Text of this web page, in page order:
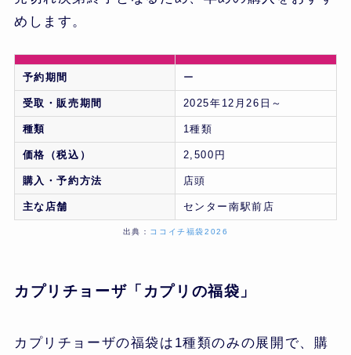
めします。
予約期間 ー
受取・販売期間 2025年12月26日～
種類 1種類
価格（税込） 2,500円
購入・予約方法 店頭
主な店舗 センター南駅前店
出典： ココイチ福袋2026
カプリチョーザ「カプリの福袋」
カプリチョーザの福袋は1種類のみの展開で、購